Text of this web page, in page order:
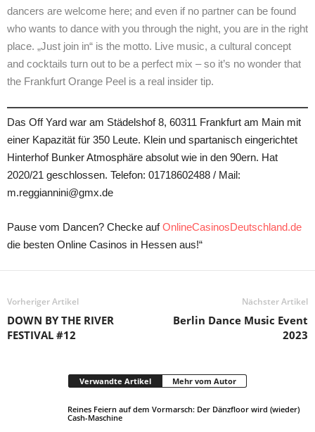
dancers are welcome here; and even if no partner can be found
who wants to dance with you through the night, you are in the right
place. „Just join in“ is the motto. Live music, a cultural concept
and cocktails turn out to be a perfect mix – so it’s no wonder that
the Frankfurt Orange Peel is a real insider tip.
Das Off Yard war am Städelshof 8, 60311 Frankfurt am Main mit
einer Kapazität für 350 Leute. Klein und spartanisch eingerichtet
Hinterhof Bunker Atmosphäre absolut wie in den 90ern. Hat
2020/21 geschlossen. Telefon: 01718602488 / Mail:
m.reggiannini@gmx.de
Pause vom Dancen? Checke aufOnlineCasinosDeutschland.de
die besten Online Casinos in Hessen aus!“
Vorheriger Artikel
DOWN BY THE RIVER
FESTIVAL #12
Nächster Artikel
Berlin Dance Music Event
2023
Verwandte Artikel Mehr vom Autor
Reines Feiern auf dem Vormarsch: Der Dänzfloor wird (wieder)
Cash-Maschine